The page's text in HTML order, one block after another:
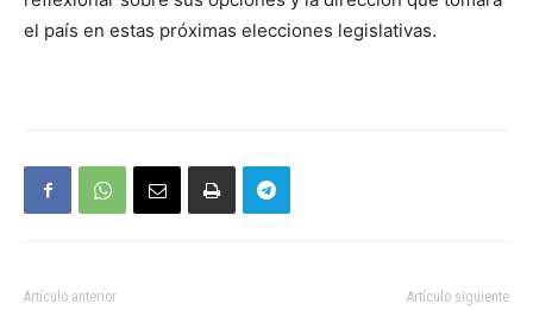
el país en estas próximas elecciones legislativas.
Artículo anterior Artículo siguiente